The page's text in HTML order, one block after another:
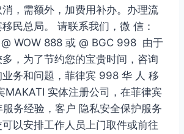
，需额外，加费用补办。办理流
民总局。 请联系我们，微 信：
WOW 888 或 @ BGC 998 由于
，为了节约您的宝贵时间，咨询
务和问题，菲律宾 998 华 人 移
MAKATI 实体注册公司，在菲律宾
服务经验，客户 隐私安全保护服务
以安排工作人员上门取件或前往